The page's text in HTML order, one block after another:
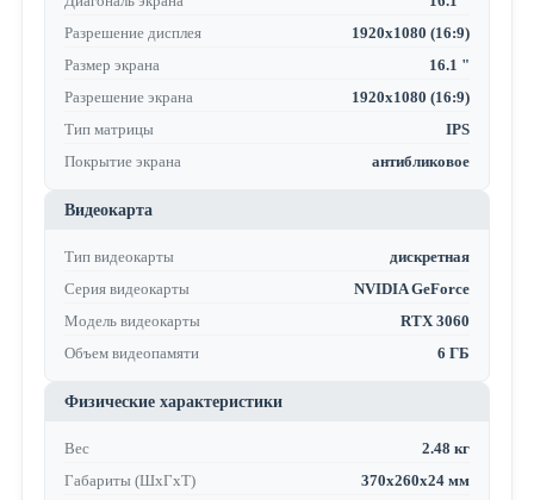
Разрешение дисплея
1920x1080 (16:9)
Размер экрана
16.1 "
Разрешение экрана
1920x1080 (16:9)
Тип матрицы
IPS
Покрытие экрана
антибликовое
Видеокарта
Тип видеокарты
дискретная
Серия видеокарты
NVIDIA GeForce
Модель видеокарты
RTX 3060
Объем видеопамяти
6 ГБ
Физические характеристики
Вес
2.48 кг
Габариты (ШхГхТ)
370x260x24 мм